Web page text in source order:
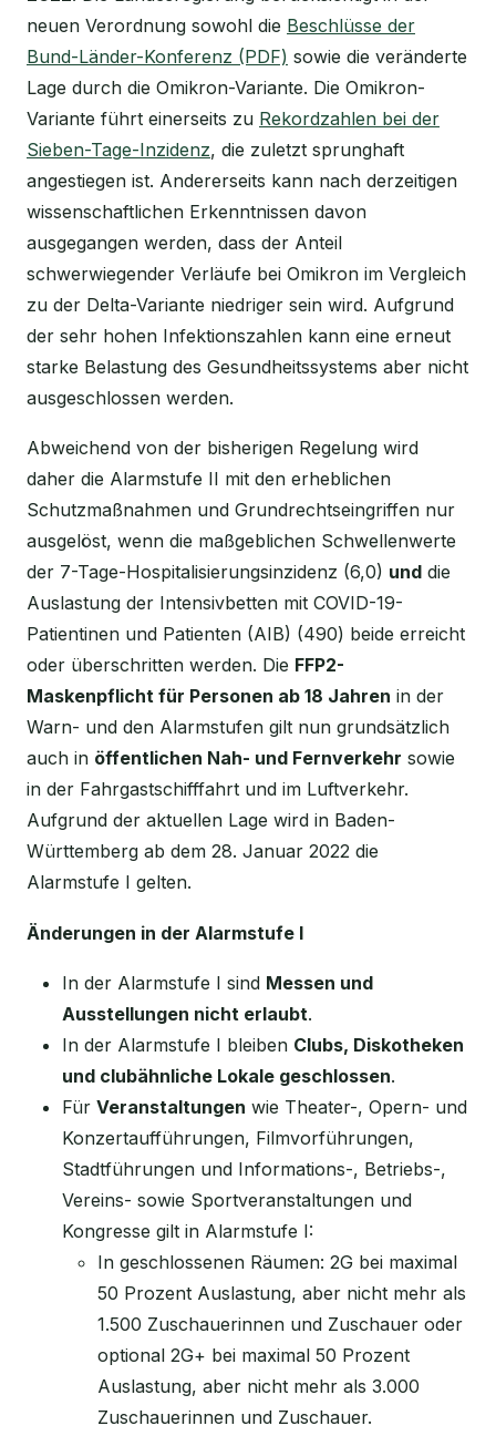
neuen Verordnung sowohl die Beschlüsse der
Bund-Länder-Konferenz (PDF) sowie die veränderte
Lage durch die Omikron-Variante. Die Omikron-
Variante führt einerseits zu Rekordzahlen bei der
Sieben-Tage-Inzidenz, die zuletzt sprunghaft
angestiegen ist. Andererseits kann nach derzeitigen
wissenschaftlichen Erkenntnissen davon
ausgegangen werden, dass der Anteil
schwerwiegender Verläufe bei Omikron im Vergleich
zu der Delta-Variante niedriger sein wird. Aufgrund
der sehr hohen Infektionszahlen kann eine erneut
starke Belastung des Gesundheitssystems aber nicht
ausgeschlossen werden.
Abweichend von der bisherigen Regelung wird
daher die Alarmstufe II mit den erheblichen
Schutzmaßnahmen und Grundrechtseingriffen nur
ausgelöst, wenn die maßgeblichen Schwellenwerte
der 7-Tage-Hospitalisierungsinzidenz (6,0) und die
Auslastung der Intensivbetten mit COVID-19-
Patientinen und Patienten (AIB) (490) beide erreicht
oder überschritten werden. Die FFP2-
Maskenpflicht für Personen ab 18 Jahren in der
Warn- und den Alarmstufen gilt nun grundsätzlich
auch in öffentlichen Nah- und Fernverkehr sowie
in der Fahrgastschifffahrt und im Luftverkehr.
Aufgrund der aktuellen Lage wird in Baden-
Württemberg ab dem 28. Januar 2022 die
Alarmstufe I gelten.
Änderungen in der Alarmstufe I
In der Alarmstufe I sind Messen und
Ausstellungen nicht erlaubt.
In der Alarmstufe I bleiben Clubs, Diskotheken
und clubähnliche Lokale geschlossen.
Für Veranstaltungen wie Theater-, Opern- und
Konzertaufführungen, Filmvorführungen,
Stadtführungen und Informations-, Betriebs-,
Vereins- sowie Sportveranstaltungen und
Kongresse gilt in Alarmstufe I:
In geschlossenen Räumen: 2G bei maximal
50 Prozent Auslastung, aber nicht mehr als
1.500 Zuschauerinnen und Zuschauer oder
optional 2G+ bei maximal 50 Prozent
Auslastung, aber nicht mehr als 3.000
Zuschauerinnen und Zuschauer.